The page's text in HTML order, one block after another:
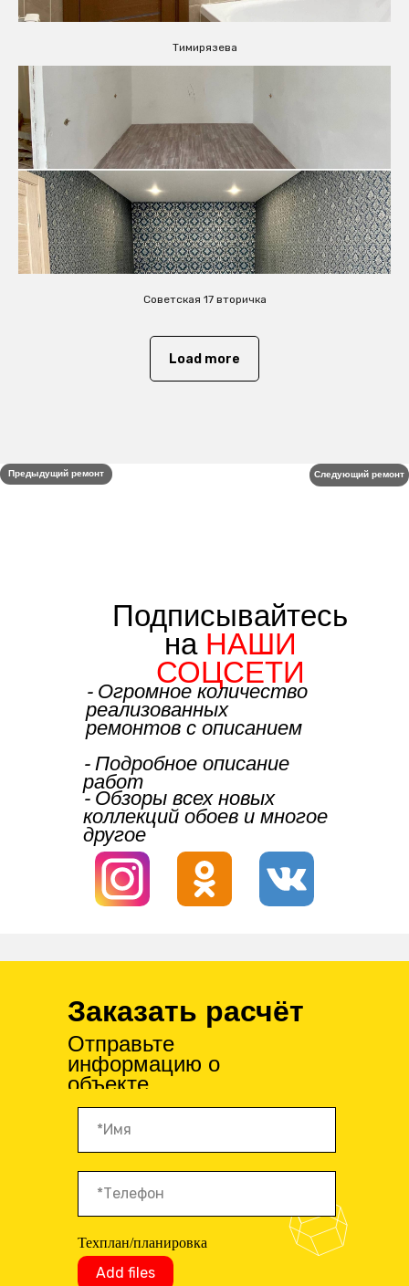
Тимирязева
Советская 17 вторичка
Load more
Предыдущий ремонт Следующий ремонт
Подписывайтесь
на НАШИ
СОЦСЕТИ
⁃ Обзоры всех новых
коллекций обоев и многое
другое
⁃ Подробное описание
работ
⁃ Огромное количество
реализованных
ремонтов с описанием
Заказать расчёт
Отправьте
информацию о
объекте
Техплан/планировка
Add files